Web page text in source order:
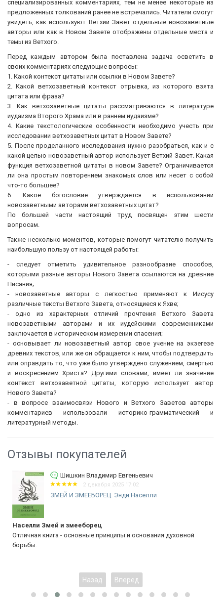
специализированных комментариях, тем не менее некоторые из
предложенных толкований ранее не встречались. Читатели смогут
увидеть, как используют Ветхий Завет отдельные новозаветные
авторы или как в Новом Завете отображены отдельные места и
темы из Ветхого.
Перед каждым автором была поставлена задача осветить в
своих комментариях следующие вопросы:
1. Какой контекст цитаты или ссылки в Новом Завете?
2. Какой ветхозаветный контекст отрывка, из которого взята
цитата или фраза?
3. Как ветхозаветные цитаты рассматриваются в литературе
иудаизма Второго Храма или в раннем иудаизме?
4. Какие текстологические особенности необходимо учесть при
исследовании ветхозаветных цитат в Новом Завете?
5. После проделанного исследования нужно разобраться, как и с
какой целью новозаветный автор использует Ветхий Завет. Какая
функция ветхозаветной цитаты в новом Завете? Ограничивается
ли она простым повторением знакомых слов или несет с собой
что-то большее?
6. Какое богословие утверждается в использовании
новозаветными авторами ветхозаветных цитат?
По большей части настоящий труд посвящен этим шести
вопросам.
Также несколько моментов, которые помогут читателю получить
наибольшую пользу от настоящей работы:
- следует отметить удивительное разнообразие способов,
которыми разные авторы Нового Завета ссылаются на древние
Писания;
- новозаветные авторы с легкостью применяют к Иисусу
различные тексты Ветхого Завета, относящиеся к Яхве;
- одно из характерных отличий прочтения Ветхого Завета
новозаветными авторами и их иудейскими современниками
заключается в историческом измерении спасения;
- основывает ли новозаветный автор свое учение на экзегезе
древних текстов, или же он обращается к ним, чтобы подтвердить
или оправдать то, что уже было утверждено служением, смертью
и воскресением Христа? Другими словами, имеет ли значение
контекст ветхозаветной цитаты, которую использует автор
Нового Завета?
- в вопросе взаимосвязи Нового и Ветхого Заветов авторы
комментариев использовали историко-грамматический и
литературный методы.
Отзывы покупателей
Шишкин Владимир Евгеньевич
2 декабря 2025 17:02
ЗМЕЙ И ЗМЕЕБОРЕЦ. Энди Населли
Населли Змей и змееборец
Отличная книга - основные принципы и основания духовной
борьбы.
Назад Вперед